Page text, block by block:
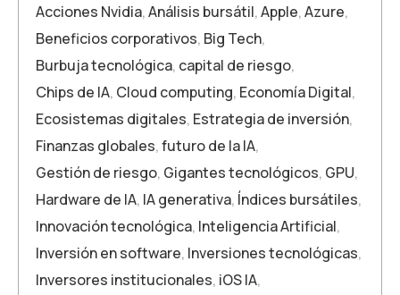
Acciones Nvidia,Análisis bursátil,Apple,Azure,
Beneficios corporativos, Big Tech,
Burbuja tecnológica, capital de riesgo,
Chips de IA, Cloud computing, Economía Digital,
Ecosistemas digitales, Estrategia de inversión,
Finanzas globales,futuro de la IA,
Gestión de riesgo, Gigantes tecnológicos, GPU,
Hardware de IA, IA generativa, Índices bursátiles,
Innovación tecnológica, Inteligencia Artificial,
Inversión en software, Inversiones tecnológicas,
Inversores institucionales, iOS IA,